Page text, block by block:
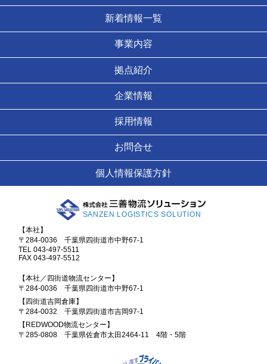
新着情報一覧
事業内容
拠点紹介
企業情報
採用情報
お問合せ
個人情報保護方針
SANZEN LOGISTICS SOLUTION
【本社】
〒284-0036 千葉県四街道市中野67-1
TEL 043-497-5511
FAX 043-497-5512
【本社／四街道物流センター】
〒284-0036 千葉県四街道市中野67-1
【四街道吉岡倉庫】
〒284-0032 千葉県四街道市吉岡97-1
【REDWOOD物流センター】
〒285-0808 千葉県佐倉市太田2464-11 4階・5階